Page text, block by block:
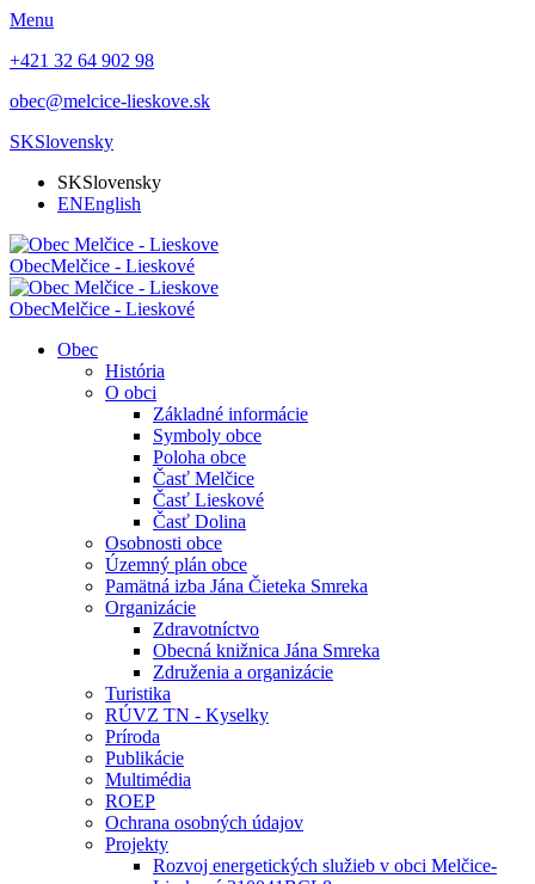
Menu
+421 32 64 902 98
obec@melcice-lieskove.sk
SKSlovensky
SKSlovensky
ENEnglish
ObecMelčice - Lieskové
ObecMelčice - Lieskové
Obec
História
O obci
Základné informácie
Symboly obce
Poloha obce
Časť Melčice
Časť Lieskové
Časť Dolina
Osobnosti obce
Územný plán obce
Pamätná izba Jána Čieteka Smreka
Organizácie
Zdravotníctvo
Obecná knižnica Jána Smreka
Združenia a organizácie
Turistika
RÚVZ TN - Kyselky
Príroda
Publikácie
Multimédia
ROEP
Ochrana osobných údajov
Projekty
Rozvoj energetických služieb v obci Melčice-